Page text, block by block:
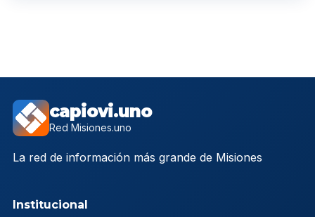
capiovi.uno
Red Misiones.uno
La red de información más grande de Misiones
Institucional